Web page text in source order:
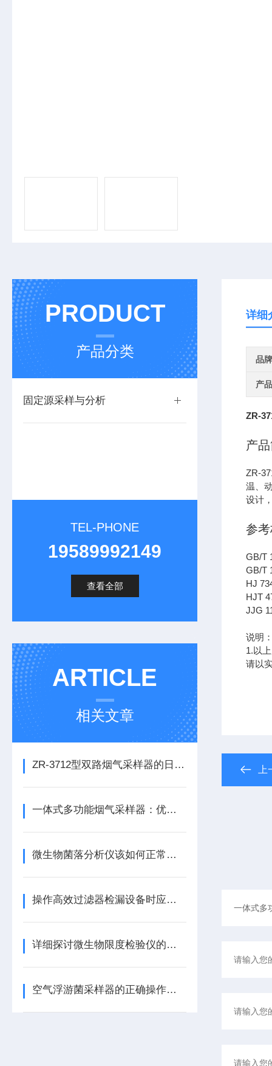
PRODUCT
产品分类
固定源采样与分析
TEL-PHONE
19589992149
查看全部
ARTICLE
相关文章
ZR-3712型双路烟气采样器的日常维护保养
一体式多功能烟气采样器：优势解析与多场景应用
微生物菌落分析仪该如何正常的保养与维护？
操作高效过滤器检漏设备时应该注意的几个要点？
详细探讨微生物限度检验仪的主要优点
空气浮游菌采样器的正确操作步骤
详细
品牌
产
ZR-
产
ZR-
温、
设计
参
GB/T
GB/T
HJ
HJT
JJG
说明
1.以
请以